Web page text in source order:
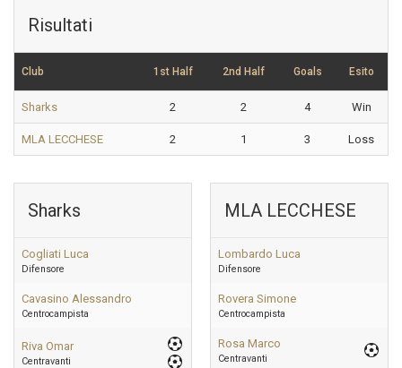
Risultati
Club 1st Half 2nd Half Goals Esito
Sharks 2 2 4 Win
MLA LECCHESE 2 1 3 Loss
Sharks
Cogliati Luca
Difensore
Cavasino Alessandro
Centrocampista
Riva Omar
Centravanti
MLA LECCHESE
Lombardo Luca
Difensore
Rovera Simone
Centrocampista
Rosa Marco
Centravanti